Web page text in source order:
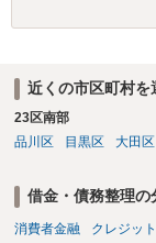
ことは可能でしょ
０万円の被害を受け
でしょうか。 ＞弁
はありますか？ そ
分賠償に回すことも
近くの市区町村を
23区南部
品川区
目黒区 大田区
借金・債務整理の
消費者金融 クレジッ